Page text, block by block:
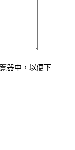
器中，以便下